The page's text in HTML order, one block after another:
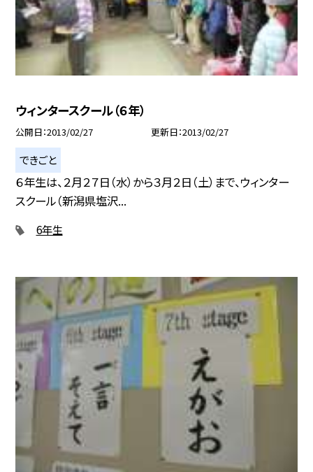
ウィンタースクール（６年）
公開日 2013/02/27 更新日 2013/02/27
できごと
６年生は、２月２７日（水）から３月２日（土）まで、ウィンター
スクール（新潟県塩沢...
6年生